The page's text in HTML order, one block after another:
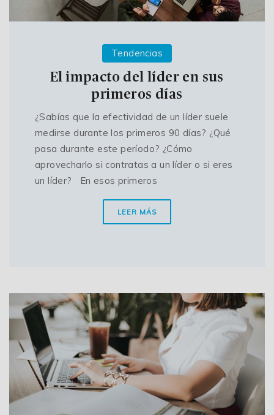
Tendencias
El impacto del líder en sus
primeros días
¿Sabías que la efectividad de un líder suele
medirse durante los primeros 90 días? ¿Qué
pasa durante este período? ¿Cómo
aprovecharlo si contratas a un líder o si eres
un líder? En esos primeros
LEER MÁS